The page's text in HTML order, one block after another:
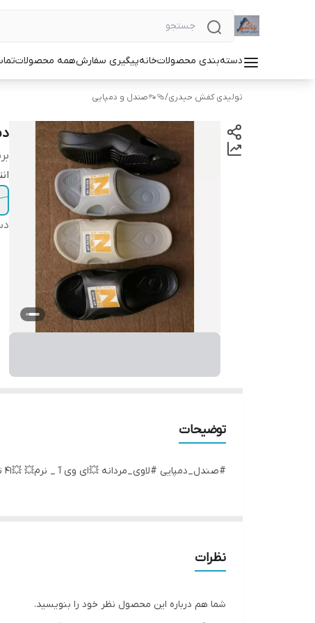
دسته‌بندی محصولاتخانهپیگیری سفارشهمه محصولات
تولیدی کفش حیدری/🩴👡صندل و دمپایی
توضیحات
#صندل_دمپایی #لاوی_مردانه 💥ای وی آ _ نرم💥 💥41 تا 44 ✨
نظرات
شما هم درباره این محصول نظر خود را بنویسید.